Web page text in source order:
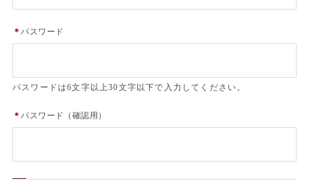
＊パスワード
パスワードは6文字以上30文字以下で入力してください。
＊ パスワード（確認用）